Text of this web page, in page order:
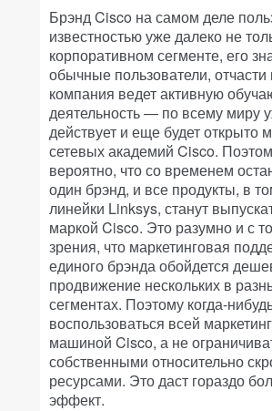
Брэнд Cisco на самом деле
известностью уже далеко не
корпоративном сегменте, его
обычные пользователи, отчасти
компания ведет активную
деятельность — по всему миру
действует и еще будет открыто
сетевых академий Cisco.
вероятно, что со временем
один брэнд, и все продукты, в
линейки Linksys, станут
маркой Cisco. Это разумно и с
зрения, что маркетинговая
единого брэнда обойдется
продвижение нескольких в
сегментах. Поэтому когда-
воспользоваться всей
машиной Cisco, а не
собственными относительно
ресурсами. Это даст гораздо
эффект.